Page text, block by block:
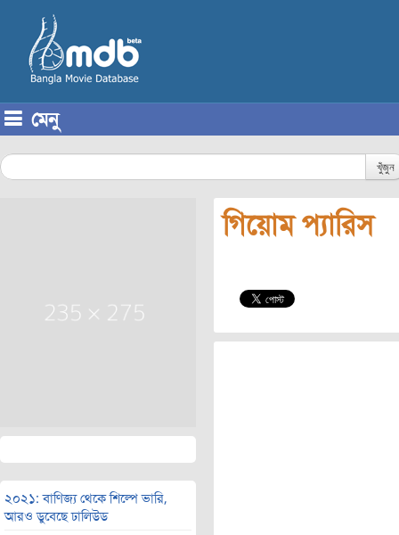
মেনু
খুঁজুন
২০২১: বাণিজ্য থেকে শিল্পে ভারি,
আরও ডুবেছে ঢালিউড
গিয়োম প্যারিস